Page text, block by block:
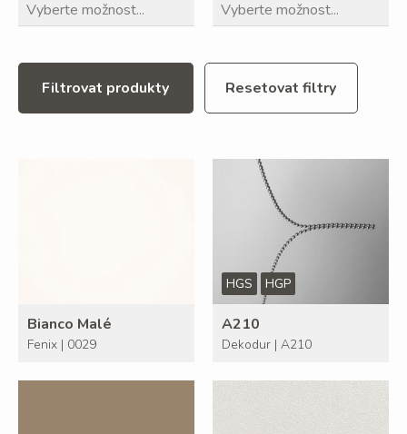
Filtrovat produkty Resetovat filtry
Bianco Malé
Fenix | 0029
HGS HGP
A210
Dekodur | A210